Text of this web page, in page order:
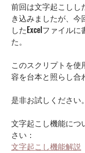
前回は文字起こしし
き込みましたが、
したExcelファイル
た。
このスクリプトを
容を台本と照らし合
是非お試しください。
文字起こし機能につ
さい：
文字起こし機能解説